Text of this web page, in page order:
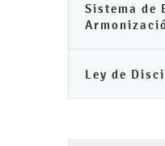
Sistema de
Ley de